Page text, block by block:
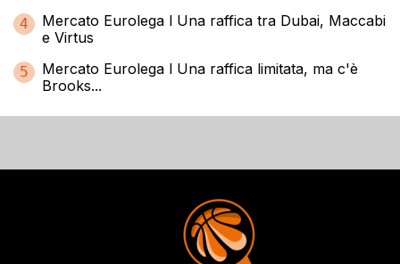
4
Mercato Eurolega l Una raffica tra Dubai, Maccabi
e Virtus
5
Mercato Eurolega l Una raffica limitata, ma c'è
Brooks...